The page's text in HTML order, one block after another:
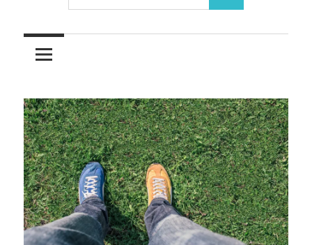
索: